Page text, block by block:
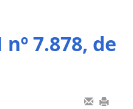
Humanos
7.878, de